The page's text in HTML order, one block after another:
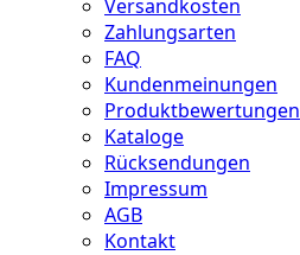
Versandkosten
Zahlungsarten
FAQ
Kundenmeinungen
Produktbewertungen
Kataloge
Rücksendungen
Impressum
AGB
Kontakt